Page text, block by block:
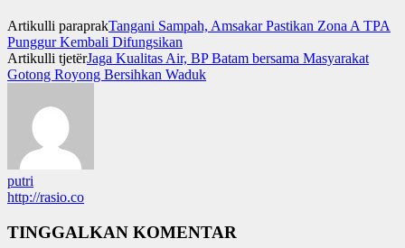
Artikulli paraprakTangani Sampah, Amsakar Pastikan Zona A TPA
Punggur Kembali Difungsikan
Artikulli tjetërJaga Kualitas Air, BP Batam bersama Masyarakat
Gotong Royong Bersihkan Waduk
putri
http://rasio.co
TINGGALKAN KOMENTAR